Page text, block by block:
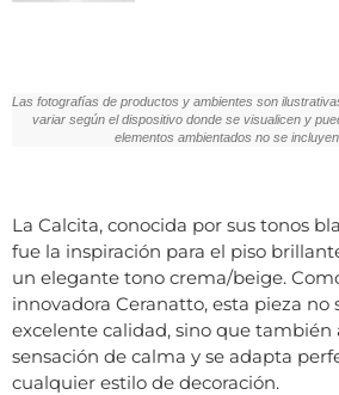
Las fotografías de productos y ambientes son
variar según el dispositivo donde se visualicen y
elementos ambientados no se
La Calcita, conocida por sus tonos
fue la inspiración para el piso
un elegante tono crema/beige.
innovadora Ceranatto, esta pieza no
excelente calidad, sino que también
sensación de calma y se adapta
cualquier estilo de decoración.